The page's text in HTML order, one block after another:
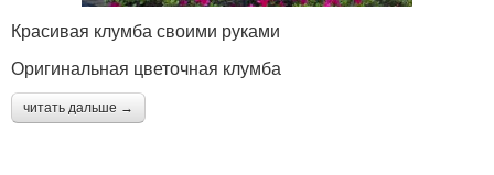
Красивая клумба своими руками
Оригинальная цветочная клумба
читать дальше →